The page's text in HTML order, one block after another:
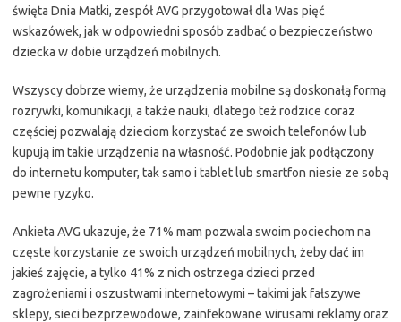
święta Dnia Matki, zespół AVG przygotował dla Was pięć
wskazówek, jak w odpowiedni sposób zadbać o bezpieczeństwo
dziecka w dobie urządzeń mobilnych.
Wszyscy dobrze wiemy, że urządzenia mobilne są doskonałą formą
rozrywki, komunikacji, a także nauki, dlatego też rodzice coraz
częściej pozwalają dzieciom korzystać ze swoich telefonów lub
kupują im takie urządzenia na własność. Podobnie jak podłączony
do internetu komputer, tak samo i tablet lub smartfon niesie ze sobą
pewne ryzyko.
Ankieta AVG ukazuje, że 71% mam pozwala swoim pociechom na
częste korzystanie ze swoich urządzeń mobilnych, żeby dać im
jakieś zajęcie, a tylko 41% z nich ostrzega dzieci przed
zagrożeniami i oszustwami internetowymi – takimi jak fałszywe
sklepy, sieci bezprzewodowe, zainfekowane wirusami reklamy oraz